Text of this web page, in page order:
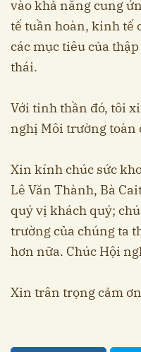
vào khả năng cung
tế tuần hoàn, kinh tế
các mục tiêu của
thái.
Với tinh thần đó, tôi
nghị Môi trường toàn
Xin kính chúc sức
Lê Văn Thành, Bà
quý vị khách quý;
trường của chúng ta
hơn nữa. Chúc Hội
Xin trân trọng cảm